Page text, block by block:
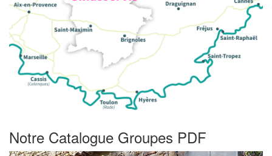
Notre Catalogue Groupes PDF